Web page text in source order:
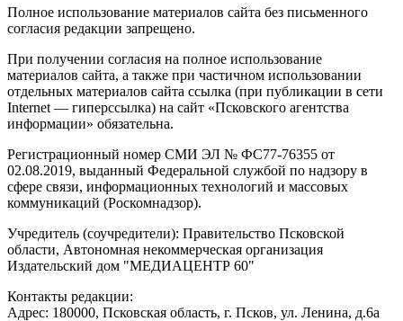
Полное использование материалов сайта без письменного
согласия редакции запрещено.
При получении согласия на полное использование
материалов сайта, а также при частичном использовании
отдельных материалов сайта ссылка (при публикации в сети
Internet — гиперссылка) на сайт «Псковского агентства
информации» обязательна.
Регистрационный номер СМИ ЭЛ № ФС77-76355 от
02.08.2019, выданный Федеральной службой по надзору в
сфере связи, информационных технологий и массовых
коммуникаций (Роскомнадзор).
Учредитель (соучредители): Правительство Псковской
области, Автономная некоммерческая организация
Издательский дом "МЕДИАЦЕНТР 60"
Контакты редакции:
Адреc: 180000, Псковская область, г. Псков, ул. Ленина, д.6а